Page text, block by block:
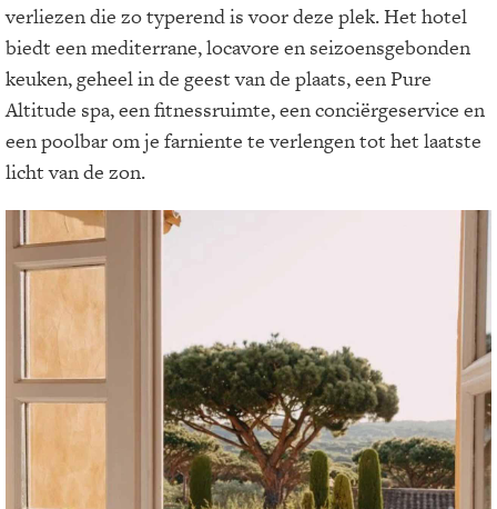
verliezen die zo typerend is voor deze plek. Het hotel
biedt een mediterrane, locavore en seizoensgebonden
keuken, geheel in de geest van de plaats, een Pure
Altitude spa, een fitnessruimte, een conciërgeservice en
een poolbar om je farniente te verlengen tot het laatste
licht van de zon.